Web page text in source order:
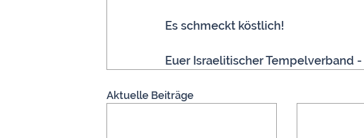
Es schmeckt köstlich!
Euer Israelitischer Tempelverband
Aktuelle Beiträge